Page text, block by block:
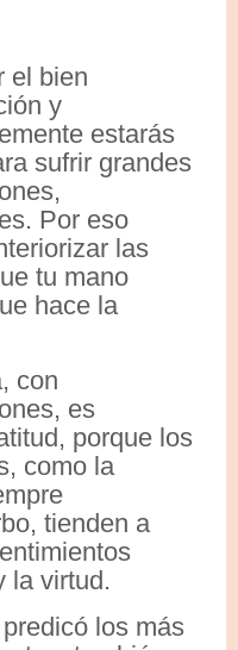
el bien
y
estarás
sufrir grandes
Por eso
las
tu mano
hace la
con
es
porque los
como la
tienden a
la virtud.
los más